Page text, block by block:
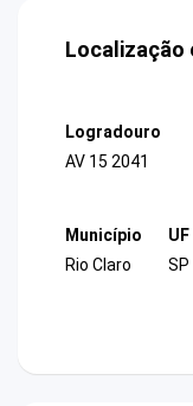
Localização
Logradouro
AV 15 2041
Município
Rio Claro
UF
SP